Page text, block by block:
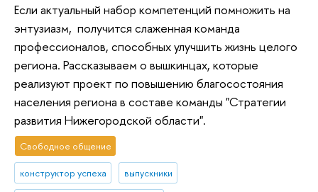
Если актуальный набор компетенций помножить на
энтузиазм, получится слаженная команда
профессионалов, способных улучшить жизнь целого
региона. Рассказываем о вышкинцах, которые
реализуют проект по повышению благосостояния
населения региона в составе команды "Стратегии
развития Нижегородской области".
Свободное общение
конструктор успеха выпускники